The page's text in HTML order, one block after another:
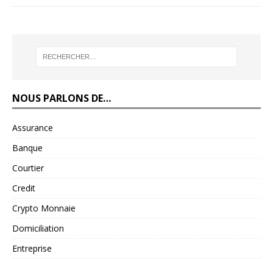
NOUS PARLONS DE…
Assurance
Banque
Courtier
Credit
Crypto Monnaie
Domiciliation
Entreprise